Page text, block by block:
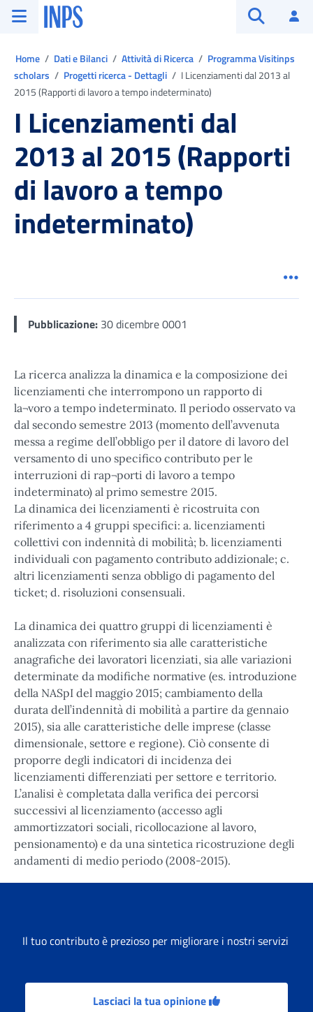
Vai al menu principale
Vai al contenuto principale
Vai al pie' di pagina
INPS ()
Home Dati e Bilanci Attività di Ricerca
Programma Visitinps
scholars
Progetti ricerca - Dettagli
I Licenziamenti dal 2013 al
2015 (Rapporti di lavoro a tempo indeterminato)
I Licenziamenti dal
2013 al 2015 (Rapporti
di lavoro a tempo
indeterminato)
Pubblicazione: 30 dicembre 0001
La ricerca analizza la dinamica e la composizione dei
licenziamenti che interrompono un rapporto di
la¬voro a tempo indeterminato. Il periodo osservato va
dal secondo semestre 2013 (momento dell’avvenuta
messa a regime dell’obbligo per il datore di lavoro del
versamento di uno specifico contributo per le
interruzioni di rap¬porti di lavoro a tempo
indeterminato) al primo semestre 2015.
La dinamica dei licenziamenti è ricostruita con
riferimento a 4 gruppi specifici: a. licenziamenti
collettivi con indennità di mobilità; b. licenziamenti
individuali con pagamento contributo addizionale; c.
altri licenziamenti senza obbligo di pagamento del
ticket; d. risoluzioni consensuali.
La dinamica dei quattro gruppi di licenziamenti è
analizzata con riferimento sia alle caratteristiche
anagrafiche dei lavoratori licenziati, sia alle variazioni
determinate da modifiche normative (es. introduzione
della NASpI del maggio 2015; cambiamento della
durata dell’indennità di mobilità a partire da gennaio
2015), sia alle caratteristiche delle imprese (classe
dimensionale, settore e regione). Ciò consente di
proporre degli indicatori di incidenza dei
licenziamenti differenziati per settore e territorio.
L’analisi è completata dalla verifica dei percorsi
successivi al licenziamento (accesso agli
ammortizzatori sociali, ricollocazione al lavoro,
pensionamento) e da una sintetica ricostruzione degli
andamenti di medio periodo (2008-2015).
Il tuo contributo è prezioso per migliorare i nostri servizi
Lasciaci la tua opinione